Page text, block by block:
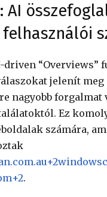
AI
driven “Overviews”
jelenít
nagyobb forgalmat
Ez
számára,
+2
+2.